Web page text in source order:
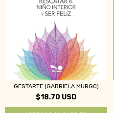
GESTARTE (GABRIELA MURGO)
$18.70 USD